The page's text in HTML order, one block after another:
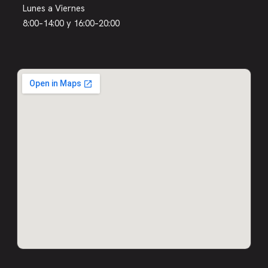
Lunes a Viernes
8:00–14:00 y 16:00–20:00